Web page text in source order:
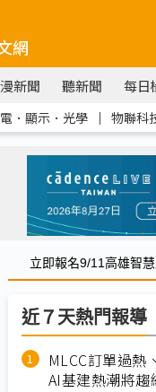
網
漫新聞 聽新聞 每日
．顯示．光學 ｜ 物聯科
立即報名9/11高雄智
近７天熱門報導
MLCC訂單過
AI基建熱潮將趨